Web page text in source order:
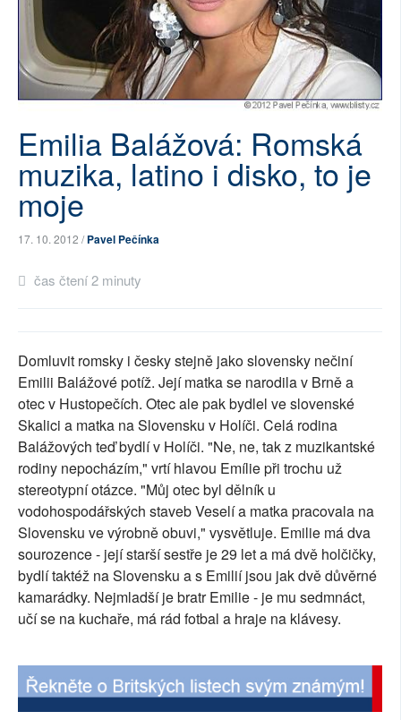
AUTOŘI
PŘÍSPĚVKY NA PROVOZ
SOCIÁLNÍ SÍTĚ
RUBRIKY
PLNÁ VERZE STRÁNEK
Emilia Balážová: Romská
muzika, latino i disko, to je
moje
17. 10. 2012 /Pavel Pečínka
čas čtení 2 minuty
Domluvit romsky i česky stejně jako slovensky nečiní
Emilii Balážové potíž. Její matka se narodila v Brně a
otec v Hustopečích. Otec ale pak bydlel ve slovenské
Skalici a matka na Slovensku v Holíči. Celá rodina
Balážových teď bydlí v Holíči. "Ne, ne, tak z muzikantské
rodiny nepocházím," vrtí hlavou Emílie při trochu už
stereotypní otázce. "Můj otec byl dělník u
vodohospodářských staveb Veselí a matka pracovala na
Slovensku ve výrobně obuvi," vysvětluje. Emilie má dva
sourozence - její starší sestře je 29 let a má dvě holčičky,
bydlí taktéž na Slovensku a s Emilií jsou jak dvě důvěrné
kamarádky. Nejmladší je bratr Emilie - je mu sedmnáct,
učí se na kuchaře, má rád fotbal a hraje na klávesy.